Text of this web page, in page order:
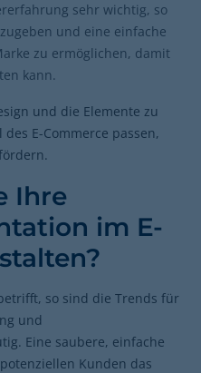
sehr wichtig, so
und eine einfache
zu ermöglichen, damit
kann.
und die Elemente zu
E-Commerce passen,
Ihre
im E-
so sind die Trends für
und
Eine saubere, einfache
Kunden das